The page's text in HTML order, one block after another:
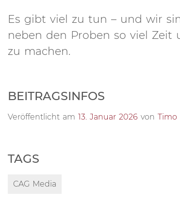
Es gibt viel zu tun – und wir
neben den Proben so viel Zeit
zu machen.
BEITRAGSINFOS
Veröffentlicht am 13. Januar 2026 von Timo
TAGS
CAG Media